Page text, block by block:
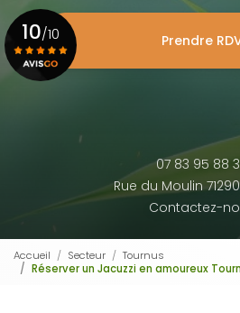
Prendre
07 83 95 88
Rue du Moulin
Contactez-
10/10
Accueil Secteur
Tournus
Réserver un Jacuzzi en amoureux